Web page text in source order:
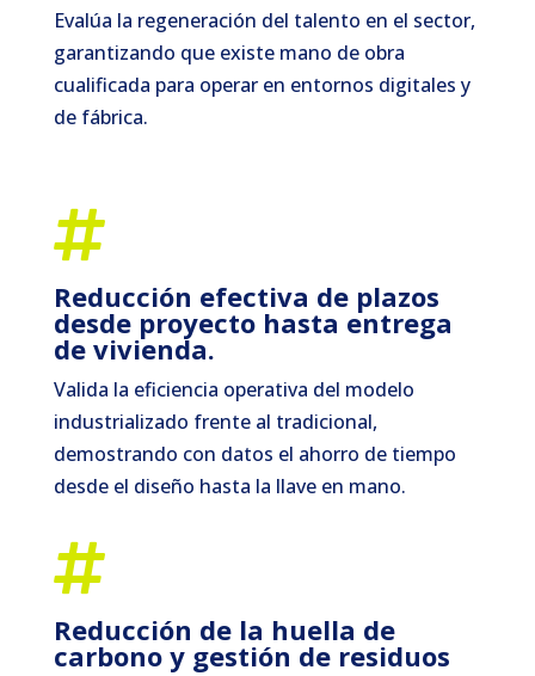
Evalúa la regeneración del talento en el sector,
garantizando que existe mano de obra
cualificada para operar en entornos digitales y
de fábrica.

Reducción efectiva de plazos
desde proyecto hasta entrega
de vivienda.
Valida la eficiencia operativa del modelo
industrializado frente al tradicional,
demostrando con datos el ahorro de tiempo
desde el diseño hasta la llave en mano.

Reducción de la huella de
carbono y gestión de residuos